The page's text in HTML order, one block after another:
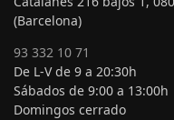
(Barcelona)
93 332 10 71
De L-V de 9 a 20:30h
Sábados de 9:00 a 13:00h
Domingos cerrado